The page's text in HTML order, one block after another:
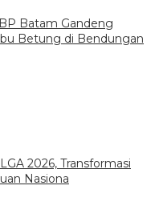
Batam Gandeng
Betung di Bendungan
2026, Transformasi
Nasiona